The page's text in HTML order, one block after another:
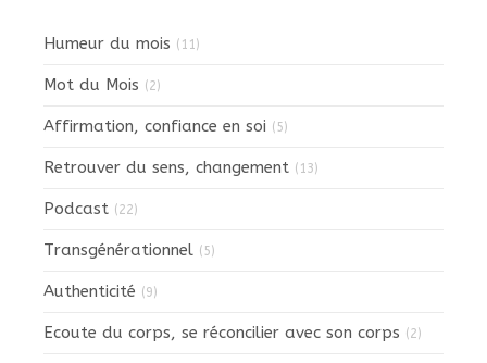
Humeur du mois (11)
Mot du Mois (2)
Affirmation, confiance en soi (5)
Retrouver du sens, changement (13)
Podcast (22)
Transgénérationnel (5)
Authenticité (9)
Ecoute du corps, se réconcilier avec son corps (2)